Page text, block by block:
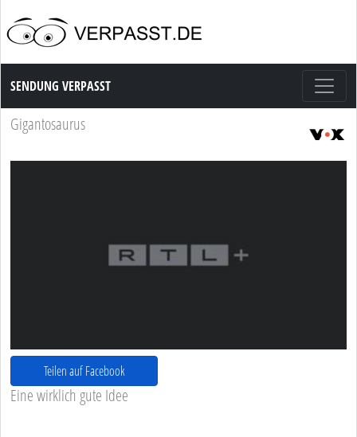
Sendung Verpasst
SENDUNG VERPASST
Gigantosaurus
Teilen auf Facebook
Eine wirklich gute Idee